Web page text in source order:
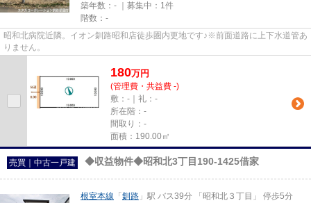
築年数：- ｜募集中： 1件
階数：-
昭和北病院近隣。イオン釧路昭和店徒歩圏内更地です♪※前面道路に上下水道管あ
りません。
180万円
(管理費・共益費 -)
敷：-｜礼：-
所在階：-
間取り：-
面積：190.00㎡
売買｜中古一戸建 ◆収益物件◆昭和北3丁目190-1425借家
根室本線 「 釧路 」駅 バス39分 「昭和北３丁目」 停歩5分